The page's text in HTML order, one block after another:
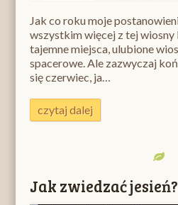
Jak co roku moje
wszystkim więcej z tej
tajemne miejsca, ulubione
spacerowe. Ale zazwyczaj
się czerwiec, ja…
czytaj dalej
Jak zwiedzać jesień?